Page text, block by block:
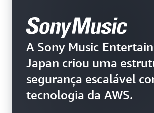
A Sony Music
Japan criou uma
segurança escalável
tecnologia da AWS.